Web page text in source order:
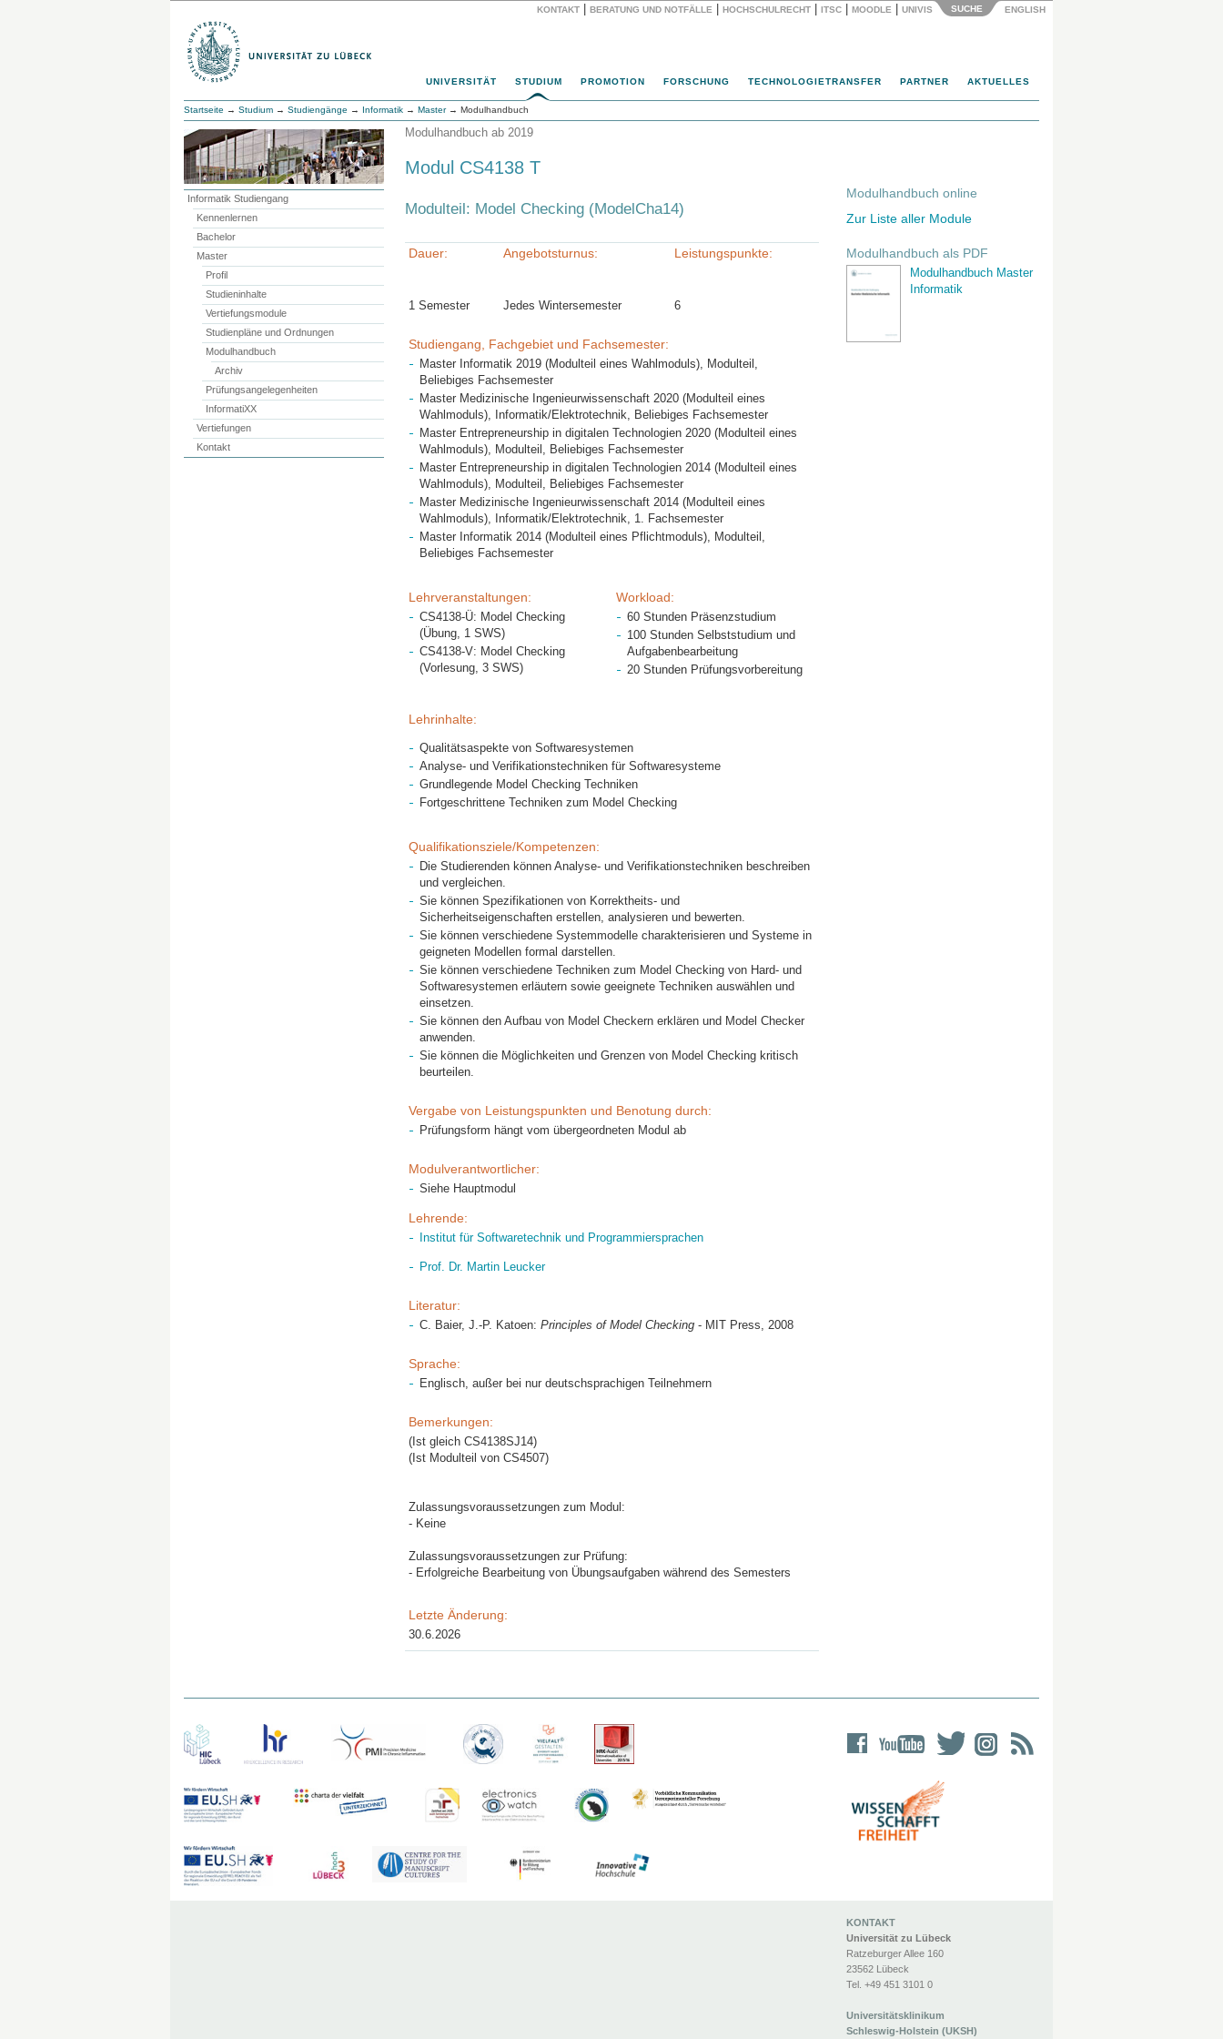
KONTAKT BERATUNG UND NOTFÄLLE HOCHSCHULRECHT ITSC MOODLE UNIVIS SUCHE ENGLISH
UNIVERSITÄT STUDIUM PROMOTION FORSCHUNG TECHNOLOGIETRANSFER PARTNER AKTUELLES
Startseite → Studium → Studiengänge → Informatik → Master→ Modulhandbuch
Informatik Studiengang
Kennenlernen
Bachelor
Master
Profil
Studieninhalte
Vertiefungsmodule
Studienpläne und Ordnungen
Modulhandbuch
Archiv
Prüfungsangelegenheiten
InformatiXX
Vertiefungen
Kontakt
Modulhandbuch ab 2019
Modul CS4138 T
Modulteil: Model Checking (ModelCha14)
Dauer:
1 Semester
Angebotsturnus:
Jedes Wintersemester
Leistungspunkte:
6
Studiengang, Fachgebiet und Fachsemester:
Master Informatik 2019 (Modulteil eines Wahlmoduls), Modulteil,
Beliebiges Fachsemester
Master Medizinische Ingenieurwissenschaft 2020 (Modulteil eines
Wahlmoduls), Informatik/Elektrotechnik, Beliebiges Fachsemester
Master Entrepreneurship in digitalen Technologien 2020 (Modulteil eines
Wahlmoduls), Modulteil, Beliebiges Fachsemester
Master Entrepreneurship in digitalen Technologien 2014 (Modulteil eines
Wahlmoduls), Modulteil, Beliebiges Fachsemester
Master Medizinische Ingenieurwissenschaft 2014 (Modulteil eines
Wahlmoduls), Informatik/Elektrotechnik, 1. Fachsemester
Master Informatik 2014 (Modulteil eines Pflichtmoduls), Modulteil,
Beliebiges Fachsemester
Lehrveranstaltungen:
CS4138-Ü: Model Checking
(Übung, 1 SWS)
CS4138-V: Model Checking
(Vorlesung, 3 SWS)
Workload:
60 Stunden Präsenzstudium
100 Stunden Selbststudium und
Aufgabenbearbeitung
20 Stunden Prüfungsvorbereitung
Lehrinhalte:
Qualitätsaspekte von Softwaresystemen
Analyse- und Verifikationstechniken für Softwaresysteme
Grundlegende Model Checking Techniken
Fortgeschrittene Techniken zum Model Checking
Qualifikationsziele/Kompetenzen:
Die Studierenden können Analyse- und Verifikationstechniken beschreiben
und vergleichen.
Sie können Spezifikationen von Korrektheits- und
Sicherheitseigenschaften erstellen, analysieren und bewerten.
Sie können verschiedene Systemmodelle charakterisieren und Systeme in
geigneten Modellen formal darstellen.
Sie können verschiedene Techniken zum Model Checking von Hard- und
Softwaresystemen erläutern sowie geeignete Techniken auswählen und
einsetzen.
Sie können den Aufbau von Model Checkern erklären und Model Checker
anwenden.
Sie können die Möglichkeiten und Grenzen von Model Checking kritisch
beurteilen.
Vergabe von Leistungspunkten und Benotung durch:
Prüfungsform hängt vom übergeordneten Modul ab
Modulverantwortlicher:
Siehe Hauptmodul
Lehrende:
Institut für Softwaretechnik und Programmiersprachen
Prof. Dr. Martin Leucker
Literatur:
C. Baier, J.-P. Katoen: Principles of Model Checking- MIT Press, 2008
Sprache:
Englisch, außer bei nur deutschsprachigen Teilnehmern
Bemerkungen:
(Ist gleich CS4138SJ14)
(Ist Modulteil von CS4507)
Zulassungsvoraussetzungen zum Modul:
- Keine
Zulassungsvoraussetzungen zur Prüfung:
- Erfolgreiche Bearbeitung von Übungsaufgaben während des Semesters
Letzte Änderung:
30.6.2026
Modulhandbuch online
Zur Liste aller Module
Modulhandbuch als PDF
Modulhandbuch Master
Informatik
KONTAKT
Universität zu Lübeck
Ratzeburger Allee 160
23562 Lübeck
Tel. +49 451 3101 0
Universitätsklinikum
Schleswig-Holstein (UKSH)